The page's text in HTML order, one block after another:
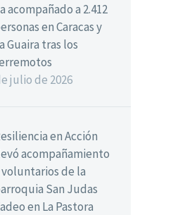
acompañado a 2.412
en Caracas y
Guaira tras los
julio de 2026
en Acción
acompañamiento
voluntarios de la
San Judas
en La Pastora